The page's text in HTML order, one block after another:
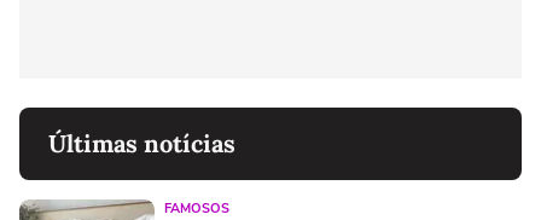
Últimas notícias
FAMOSOS